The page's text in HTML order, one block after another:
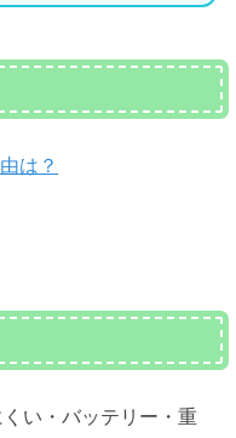
は？
い・バッテリー・重